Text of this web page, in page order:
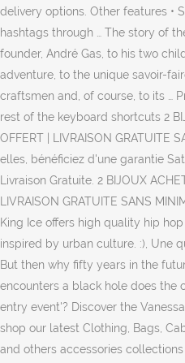
delivery options. Other features •
hashtags through … The story of
founder, André Gas, to his two
adventure, to the unique savoir-
craftsmen and, of course, to its …
rest of the keyboard shortcuts 2
OFFERT | LIVRAISON GRATUITE
elles, bénéficiez d'une garantie
Livraison Gratuite. 2 BIJOUX
LIVRAISON GRATUITE SANS
King Ice offers high quality hip
inspired by urban culture. :), Une
But then why fifty years in the
encounters a black hole does the
entry event'? Discover the
shop our latest Clothing, Bags,
and others accessories